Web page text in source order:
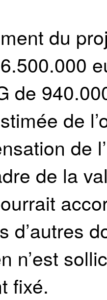
du
de
de
de
de la
d’autres
n’est
fixé.